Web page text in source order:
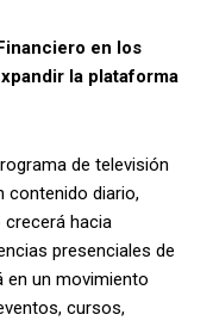
en los
la plataforma
de televisión
contenido diario,
hacia
presenciales de
en un movimiento
cursos,